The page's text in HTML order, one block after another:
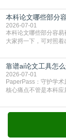
独占一行，每条文献
7714（作者、题名、
成功后通常把这段标为
本科论文哪些部分
2026-07-01
本科论文哪些部分容易被查重标红？ 本科论文查重
大家捋一下，可对照着
乎一模一样的话，你
一抓一个准，整段飘红
用问卷调查法““运用
靠谱ai论文工具怎
2026-07-01
PaperPass：守护学
核心痛点不管是本科应
自己逐句读逐句改，
率超标，再返工太折
决。靠谱的ai论文工